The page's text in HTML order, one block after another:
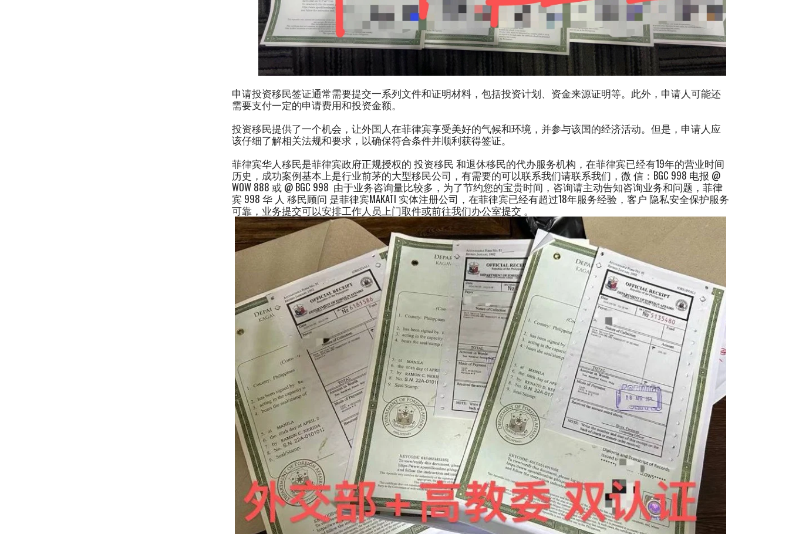
申请投资移民签证通常需要提交一系列文件和证明材料，包括投资计划、资金来源证明等。此外，申请人可能还
需要支付一定的申请费用和投资金额。
投资移民提供了一个机会，让外国人在菲律宾享受美好的气候和环境，并参与该国的经济活动。但是，申请人应
该仔细了解相关法规和要求，以确保符合条件并顺利获得签证。
菲律宾华人移民是菲律宾政府正规授权的 投资移民 和退休移民的代办服务机构，在菲律宾已经有19年的营业时间
历史，成功案例基本上是行业前茅的大型移民公司，有需要的可以联系我们请联系我们，微 信：BGC 998 电报 @
WOW 888 或 @ BGC 998 由于业务咨询量比较多，为了节约您的宝贵时间，咨询请主动告知咨询业务和问题，菲律
宾 998 华 人 移民顾问 是菲律宾MAKATI 实体注册公司，在菲律宾已经有超过18年服务经验，客户 隐私安全保护服务
可靠，业务提交可以安排工作人员上门取件或前往我们办公室提交 。